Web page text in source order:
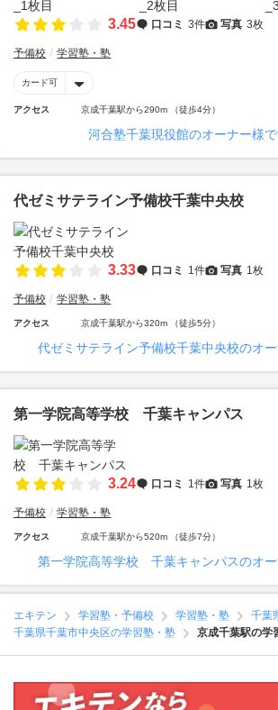
3.45 口コミ 3件 写真 3枚
予備校 学習塾・塾
カード可
アクセス 京成千葉駅から290m （徒歩4分）
河合塾千葉現役館のオーナー様で
代ゼミサテライン予備校千葉中央校
3.33 口コミ 1件 写真 1枚
予備校 学習塾・塾
アクセス 京成千葉駅から320m （徒歩5分）
代ゼミサテライン予備校千葉中央校のオ
第一学院高等学校 千葉キャンパス
3.24 口コミ 1件 写真 1枚
予備校 学習塾・塾
アクセス 京成千葉駅から520m （徒歩7分）
第一学院高等学校 千葉キャンパスのオー
エキテン 学習塾・予備校 学習塾・塾
千葉
千葉県千葉市中央区の学習塾・塾
京成千葉駅の学